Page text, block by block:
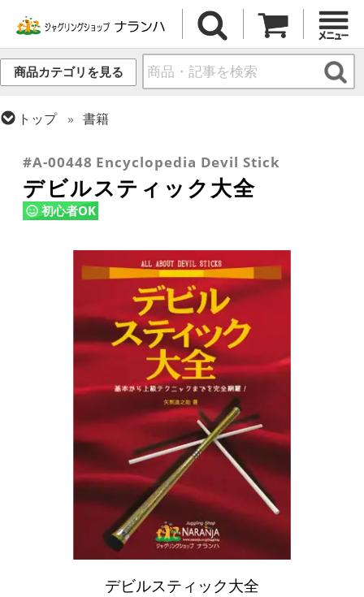
商品カテゴリを見る
トップ
書籍
#A-00448 Encyclopedia Devil Stick
デビルスティック大全
初心者OK
デビルスティック大全